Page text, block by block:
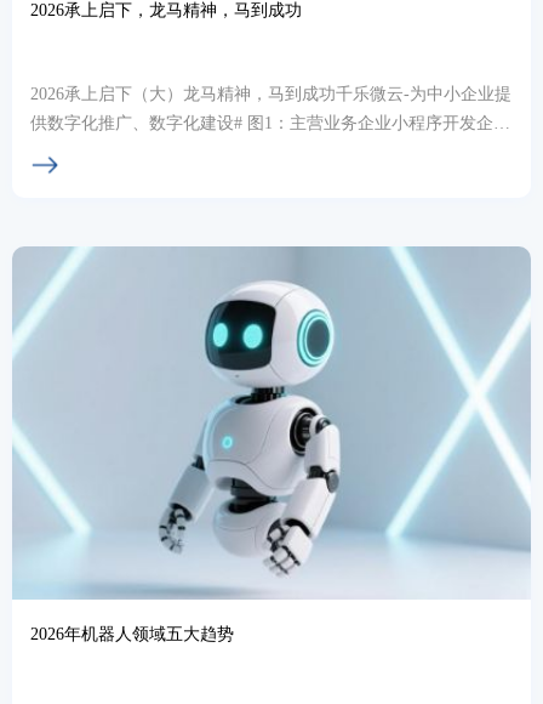
2026承上启下，龙马精神，马到成功
2026承上启下（大）龙马精神，马到成功千乐微云-为中小企业提
供数字化推广、数字化建设# 图1：主营业务企业小程序开发企业
网站定制新媒体运营培训招募小程序代理招...
2026年机器人领域五大趋势